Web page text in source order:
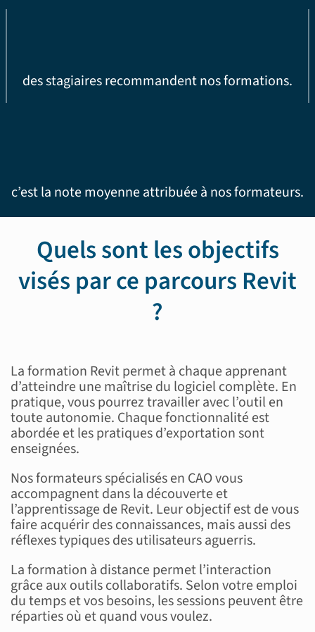
des stagiaires recommandent nos formations.
c’est la note moyenne attribuée à nos formateurs.
Quels sont les objectifs
visés par ce parcours Revit
?
La formation Revit permet à chaque apprenant
d’atteindre une maîtrise du logiciel complète. En
pratique, vous pourrez travailler avec l’outil en
toute autonomie. Chaque fonctionnalité est
abordée et les pratiques d’exportation sont
enseignées.
Nos formateurs spécialisés en CAO vous
accompagnent dans la découverte et
l’apprentissage de Revit. Leur objectif est de vous
faire acquérir des connaissances, mais aussi des
réflexes typiques des utilisateurs aguerris.
La formation à distance permet l’interaction
grâce aux outils collaboratifs. Selon votre emploi
du temps et vos besoins, les sessions peuvent être
réparties où et quand vous voulez.